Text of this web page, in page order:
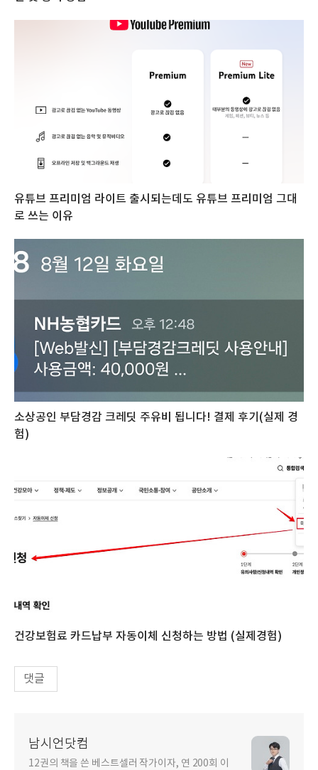
유튜브 프리미엄 라이트 출시되는데도 유튜브 프리미엄 그대
로 쓰는 이유
소상공인 부담경감 크레딧 주유비 됩니다! 결제 후기(실제 경
험)
건강보험료 카드납부 자동이체 신청하는 방법 (실제경험)
댓글
남시언닷컴
12권의 책을 쓴 베스트셀러 작가이자, 연 200회 이